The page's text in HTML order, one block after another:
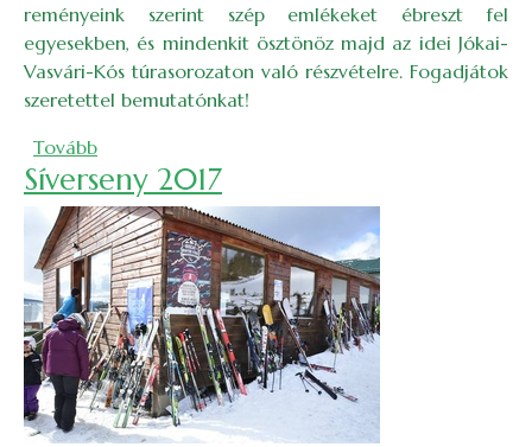
reményeink szerint szép emlékeket ébreszt fel
egyesekben, és mindenkit ösztönöz majd az idei Jókai-
Vasvári-Kós túrasorozaton való részvételre. Fogadjátok
szeretettel bemutatónkat!
Tovább(EKE Jókai-Vasvári-Kós TT 2017)
Síverseny 2017